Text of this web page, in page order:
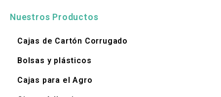
Nuestros Productos
Cajas de Cartón Corrugado
Bolsas y plásticos
Cajas para el Agro